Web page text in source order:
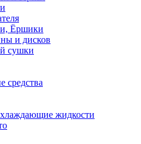
Ёршики
и дисков
сушки
средства
жидкости